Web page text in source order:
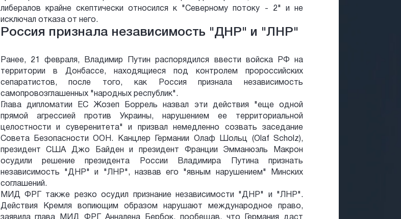
либералов крайне скептически относился к "Северному потоку - 2" и не
исключал отказа от него.
Россия признала независимость "ДНР" и "ЛНР"
Ранее, 21 февраля, Владимир Путин распорядился ввести войска РФ на
территории в Донбассе, находящиеся под контролем пророссийских
сепаратистов, после того, как Россия признала независимость
самопровозглашенных "народных республик".
Глава дипломатии ЕС Жозеп Боррель назвал эти действия "еще одной
прямой агрессией против Украины, нарушением ее территориальной
целостности и суверенитета" и призвал немедленно созвать заседание
Совета Безопасности ООН. Канцлер Германии Олаф Шольц (Olaf Scholz),
президент США Джо Байден и президент Франции Эмманюэль Макрон
осудили решение президента России Владимира Путина признать
независимость "ДНР" и "ЛНР", назвав его "явным нарушением" Минских
соглашений.
МИД ФРГ также резко осудил признание независимости "ДНР" и "ЛНР".
Действия Кремля вопиющим образом нарушают международное право,
заявила глава МИД ФРГ Анналена Бербок, пообещав, что Германия даст